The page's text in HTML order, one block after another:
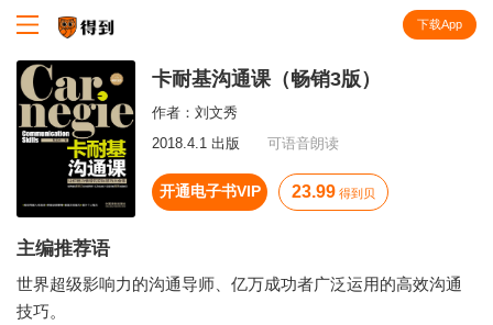
下载App
卡耐基沟通课（畅销3版）
作者： 刘文秀
2018.4.1 出版
可语音朗读
开通电子书VIP 23.99 得到贝
主编推荐语
世界超级影响力的沟通导师、亿万成功者广泛运用的高效沟通
技巧。